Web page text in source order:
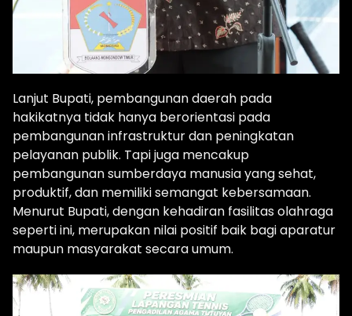
Lanjut Bupati, pembangunan daerah pada
hakikatnya tidak hanya berorientasi pada
pembangunan infrastruktur dan peningkatan
pelayanan publik. Tapi juga mencakup
pembangunan sumberdaya manusia yang sehat,
produktif, dan memiliki semangat kebersamaan.
Menurut Bupati, dengan kehadiran fasilitas olahraga
seperti ini, merupakan nilai positif baik bagi aparatur
maupun masyarakat secara umum.